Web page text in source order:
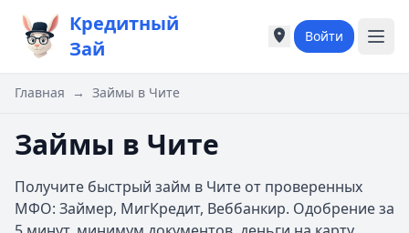
Кредитный
Зай
Города России
Астрахань
Б
Города России
Астрахань
Б
Войти
Главная → Займы в Чите
Займы в Чите
Получите быстрый займ в Чите от проверенных
МФО: Займер, МигКредит, Веббанкир. Одобрение за